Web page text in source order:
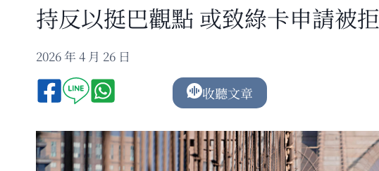
持反以挺巴觀點 或致綠卡申請被拒
2026 年 4 月 26 日
收聽文章